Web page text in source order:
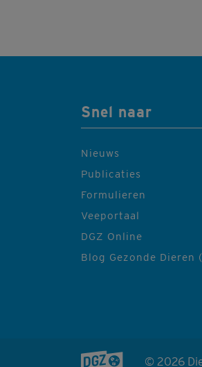
Snel naar
Nieuws
Publicaties
Formulieren
Veeportaal
DGZ Online
Blog Gezonde Dieren
© 2026